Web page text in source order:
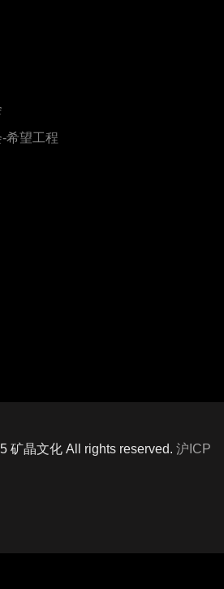
希望工程
矿晶文化 All rights reserved. 沪ICP